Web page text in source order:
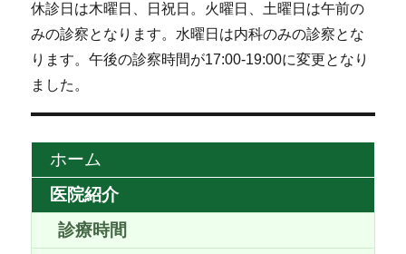
休診日は木曜日、日祝日。火曜日、土曜日は午前の
みの診察となります。水曜日は内科のみの診察とな
ります。午後の診察時間が17:00-19:00に変更となり
ました。
ホーム
医院紹介
診療時間